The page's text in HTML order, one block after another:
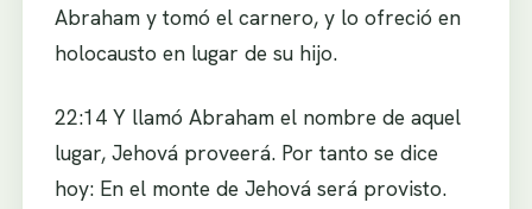
Abraham y tomó el carnero, y lo ofreció en
holocausto en lugar de su hijo.
22:14 Y llamó Abraham el nombre de aquel
lugar, Jehová proveerá. Por tanto se dice
hoy: En el monte de Jehová será provisto.